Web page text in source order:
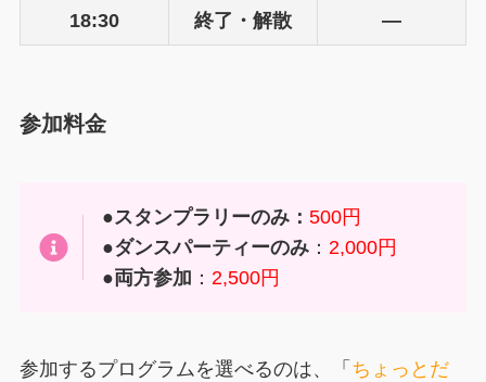
18:30 終了・解散 —
参加料金
●スタンプラリーのみ：500円
●ダンスパーティーのみ ： 2,000円
●両方参加 ： 2,500円
参加するプログラムを選べるのは、「 ちょっとだ